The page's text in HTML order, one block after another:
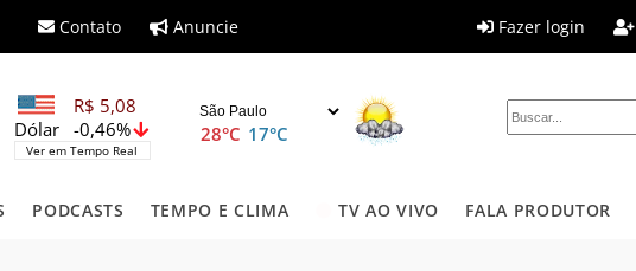
Contato Anuncie Fazer login
R$ 5,08
-0,46%
Dólar
Ver em Tempo Real
28°C 17°C
PODCASTS TEMPO E CLIMA TV AO VIVO FALA PRODUTOR